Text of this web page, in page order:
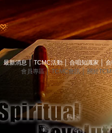
最新消息 TCMC活動│ 合唱知識家│
會員專區│ TCMC會訊│ 關於